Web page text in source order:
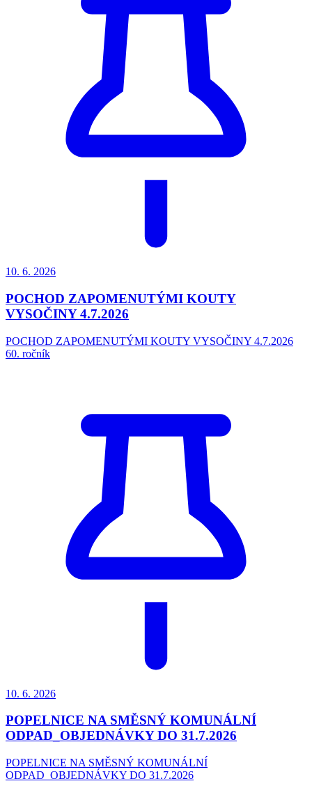
10. 6. 2026
POCHOD ZAPOMENUTÝMI KOUTY
VYSOČINY 4.7.2026
POCHOD ZAPOMENUTÝMI KOUTY VYSOČINY 4.7.2026
60. ročník
10. 6. 2026
POPELNICE NA SMĚSNÝ KOMUNÁLNÍ
ODPAD_OBJEDNÁVKY DO 31.7.2026
POPELNICE NA SMĚSNÝ KOMUNÁLNÍ
ODPAD_OBJEDNÁVKY DO 31.7.2026